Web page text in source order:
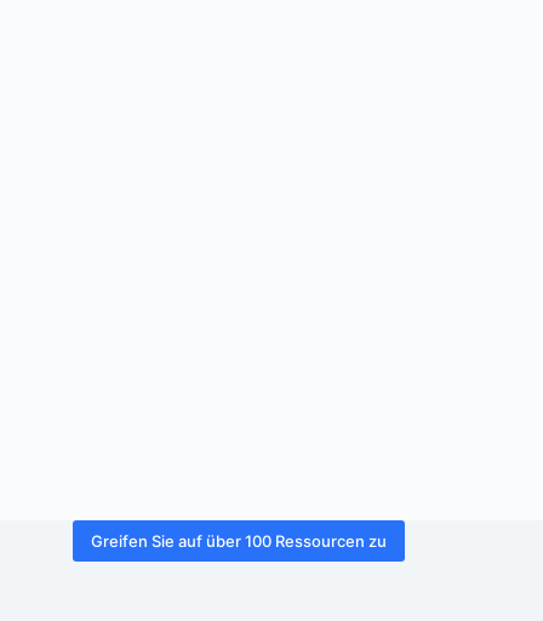
Greifen Sie auf über 100 Ressourcen zu